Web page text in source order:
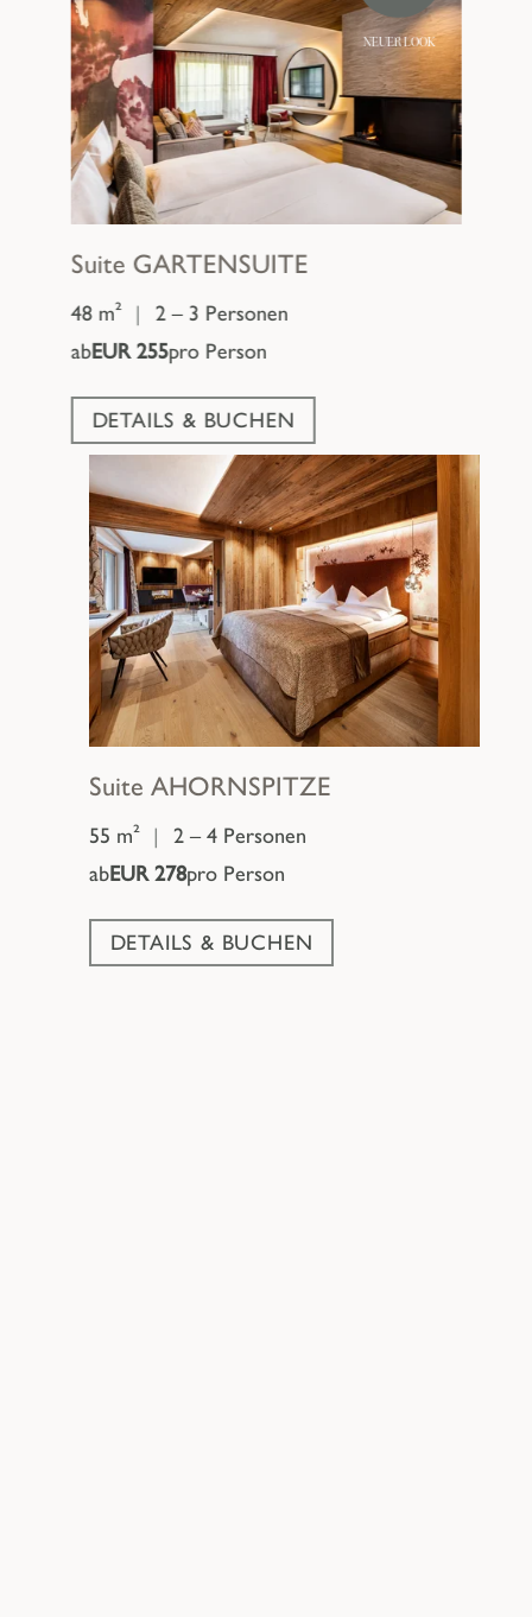
Suite GARTENSUITE
48 m² |
2 – 3 Personen
abEUR 255pro Person
DETAILS & BUCHEN
NEUER LOOK
SuiteAHORNSPITZE
55 m² |
2 – 4 Personen
abEUR 278pro Person
DETAILS & BUCHEN